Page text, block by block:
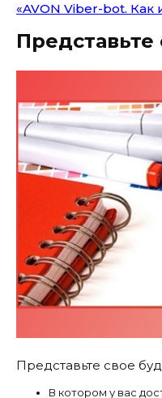
«AVON Viber-bot. Как
Представьте свое
В котором у вас